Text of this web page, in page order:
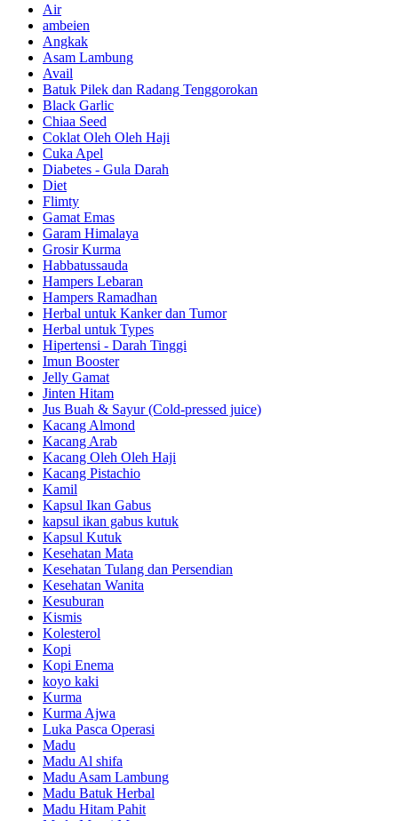
Air
ambeien
Angkak
Asam Lambung
Avail
Batuk Pilek dan Radang Tenggorokan
Black Garlic
Chiaa Seed
Coklat Oleh Oleh Haji
Cuka Apel
Diabetes - Gula Darah
Diet
Flimty
Gamat Emas
Garam Himalaya
Grosir Kurma
Habbatussauda
Hampers Lebaran
Hampers Ramadhan
Herbal untuk Kanker dan Tumor
Herbal untuk Types
Hipertensi - Darah Tinggi
Imun Booster
Jelly Gamat
Jinten Hitam
Jus Buah & Sayur (Cold-pressed juice)
Kacang Almond
Kacang Arab
Kacang Oleh Oleh Haji
Kacang Pistachio
Kamil
Kapsul Ikan Gabus
kapsul ikan gabus kutuk
Kapsul Kutuk
Kesehatan Mata
Kesehatan Tulang dan Persendian
Kesehatan Wanita
Kesuburan
Kismis
Kolesterol
Kopi
Kopi Enema
koyo kaki
Kurma
Kurma Ajwa
Luka Pasca Operasi
Madu
Madu Al shifa
Madu Asam Lambung
Madu Batuk Herbal
Madu Hitam Pahit